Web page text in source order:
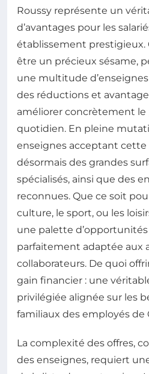
Roussy représente un
d’avantages pour les
établissement prestigieux.
être un précieux sésame,
une multitude
des réductions et
améliorer concrètement le
quotidien. En pleine
enseignes acceptant
désormais des grandes
spécialisés, ainsi que des
reconnues. Que ce soit
culture, le sport, ou les
une palette
parfaitement adaptée aux
collaborateurs. De quoi
gain financier : une
privilégiée alignée sur les
familiaux des employés de
La complexité des offres,
des enseignes, requiert